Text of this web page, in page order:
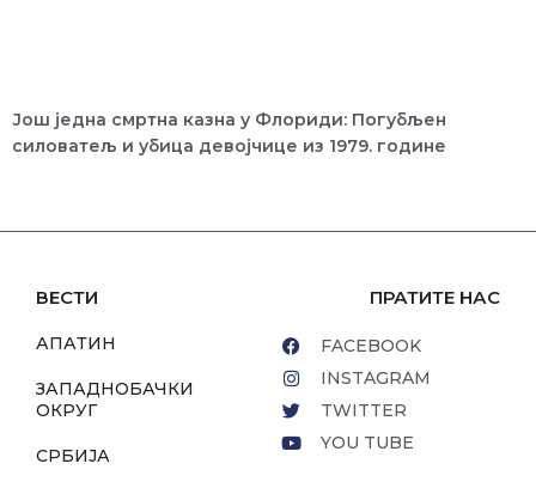
Још једна смртна казна у Флориди: Погубљен
силоватељ и убица девојчице из 1979. године
ВЕСТИ
АПАТИН
ЗАПАДНОБАЧКИ
ОКРУГ
СРБИЈА
ПРАТИТЕ НАС
FACEBOOK
INSTAGRAM
TWITTER
YOU TUBE